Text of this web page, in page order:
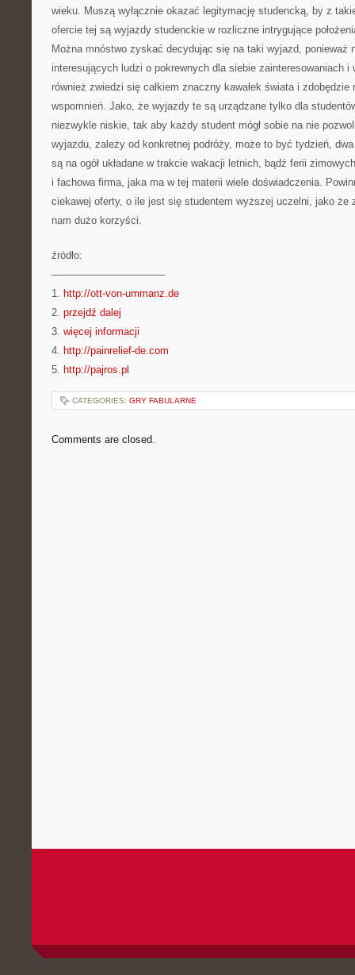
wieku. Muszą wyłącznie okazać legitymację studencką, by z
ofercie tej są wyjazdy studenckie w rozliczne intrygujące
Można mnóstwo zyskać decydując się na taki wyjazd, ponieważ
interesujących ludzi o pokrewnych dla siebie zainteresowaniach i
również zwiedzi się całkiem znaczny kawałek świata i zdobędzie
wspomnień. Jako, że wyjazdy te są urządzane tylko dla
niezwykle niskie, tak aby każdy student mógł sobie na nie
wyjazdu, zależy od konkretnej podróży, może to być tydzień,
są na ogół układane w trakcie wakacji letnich, bądź ferii
i fachowa firma, jaka ma w tej materii wiele doświadczenia.
ciekawej oferty, o ile jest się studentem wyższej uczelni, jako że
nam dużo korzyści.
źródło:
———————————
1. http://ott-von-ummanz.de
2. przejdź dalej
3. więcej informacji
4. http://painrelief-de.com
5. http://pajros.pl
CATEGORIES: GRY FABULARNE
Comments are closed.